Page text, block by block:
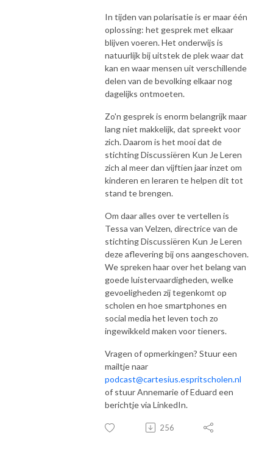
In tijden van polarisatie is er maar één
oplossing: het gesprek met elkaar
blijven voeren. Het onderwijs is
natuurlijk bij uitstek de plek waar dat
kan en waar mensen uit verschillende
delen van de bevolking elkaar nog
dagelijks ontmoeten.
Zo'n gesprek is enorm belangrijk maar
lang niet makkelijk, dat spreekt voor
zich. Daarom is het mooi dat de
stichting Discussiëren Kun Je Leren
zich al meer dan vijftien jaar inzet om
kinderen en leraren te helpen dit tot
stand te brengen.
Om daar alles over te vertellen is
Tessa van Velzen, directrice van de
stichting Discussiëren Kun Je Leren
deze aflevering bij ons aangeschoven.
We spreken haar over het belang van
goede luistervaardigheden, welke
gevoeligheden zij tegenkomt op
scholen en hoe smartphones en
social media het leven toch zo
ingewikkeld maken voor tieners.
Vragen of opmerkingen? Stuur een
mailtje naar
podcast@cartesius.espritscholen.nl
of stuur Annemarie of Eduard een
berichtje via LinkedIn.
256